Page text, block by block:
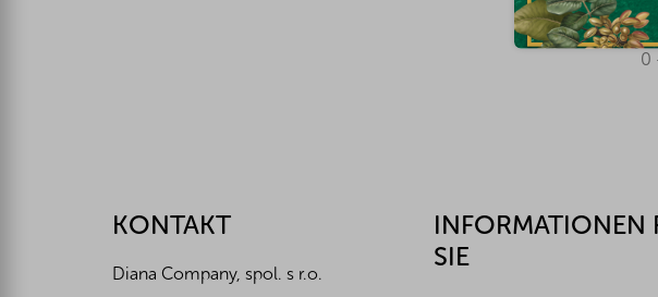
0
KONTAKT
Diana Company, spol. s r.o.
INFORMATIONEN
SIE